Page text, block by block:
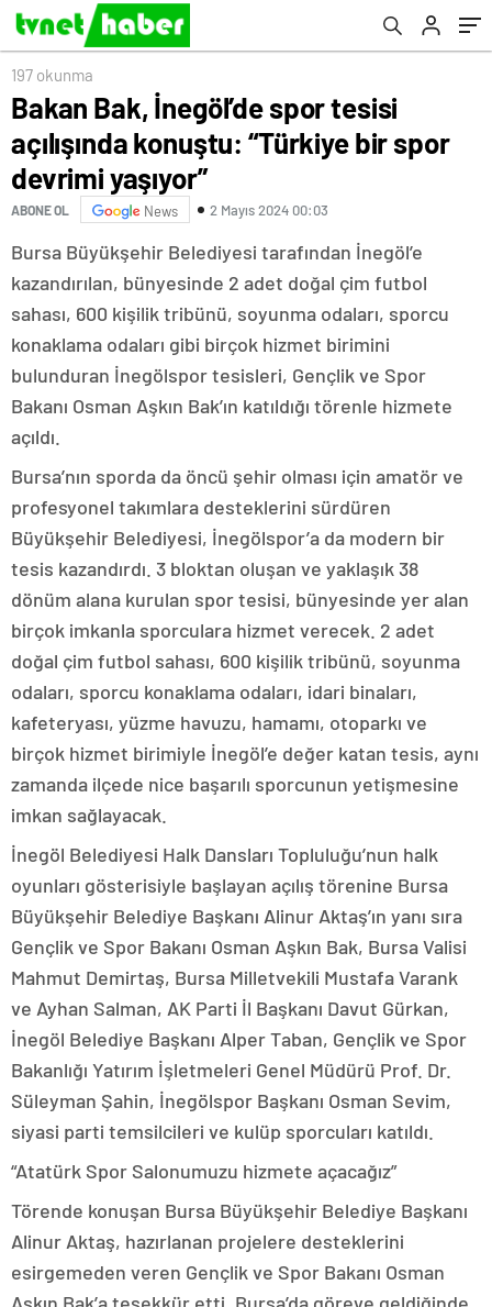
197 okunma
Bakan Bak, İnegöl’de spor tesisi
açılışında konuştu: “Türkiye bir spor
devrimi yaşıyor”
ABONE OL News 2 Mayıs 2024 00:03
Bursa Büyükşehir Belediyesi tarafından İnegöl’e
kazandırılan, bünyesinde 2 adet doğal çim futbol
sahası, 600 kişilik tribünü, soyunma odaları, sporcu
konaklama odaları gibi birçok hizmet birimini
bulunduran İnegölspor tesisleri, Gençlik ve Spor
Bakanı Osman Aşkın Bak’ın katıldığı törenle hizmete
açıldı.
Bursa’nın sporda da öncü şehir olması için amatör ve
profesyonel takımlara desteklerini sürdüren
Büyükşehir Belediyesi, İnegölspor’a da modern bir
tesis kazandırdı. 3 bloktan oluşan ve yaklaşık 38
dönüm alana kurulan spor tesisi, bünyesinde yer alan
birçok imkanla sporculara hizmet verecek. 2 adet
doğal çim futbol sahası, 600 kişilik tribünü, soyunma
odaları, sporcu konaklama odaları, idari binaları,
kafeteryası, yüzme havuzu, hamamı, otoparkı ve
birçok hizmet birimiyle İnegöl’e değer katan tesis, aynı
zamanda ilçede nice başarılı sporcunun yetişmesine
imkan sağlayacak.
İnegöl Belediyesi Halk Dansları Topluluğu’nun halk
oyunları gösterisiyle başlayan açılış törenine Bursa
Büyükşehir Belediye Başkanı Alinur Aktaş’ın yanı sıra
Gençlik ve Spor Bakanı Osman Aşkın Bak, Bursa Valisi
Mahmut Demirtaş, Bursa Milletvekili Mustafa Varank
ve Ayhan Salman, AK Parti İl Başkanı Davut Gürkan,
İnegöl Belediye Başkanı Alper Taban, Gençlik ve Spor
Bakanlığı Yatırım İşletmeleri Genel Müdürü Prof. Dr.
Süleyman Şahin, İnegölspor Başkanı Osman Sevim,
siyasi parti temsilcileri ve kulüp sporcuları katıldı.
“Atatürk Spor Salonumuzu hizmete açacağız”
Törende konuşan Bursa Büyükşehir Belediye Başkanı
Alinur Aktaş, hazırlanan projelere desteklerini
esirgemeden veren Gençlik ve Spor Bakanı Osman